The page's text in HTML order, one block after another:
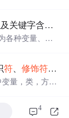
int b;//默认访问修饰符只有
关键字含义总结
各种变量、方
大小写敏感，长度无限制 1.java中能
），数字，下
符、修饰符、运
量，类，方法
Java标识 符
4